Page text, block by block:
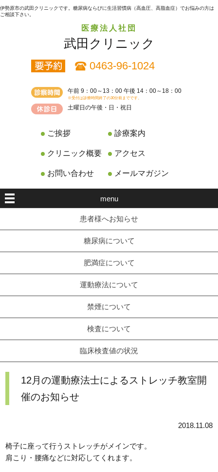
伊勢原市の武田クリニックです。糖尿病ならびに生活習慣病（高血圧、高脂血症）でお悩みの方は
ご相談下さい。
医療法人社団
武田クリニック
0463-96-1024
午前 9：00～13：00 午後 14：00～18：00
※受付は診療時間終了の30分前までです。
土曜日の午後・日・祝日
ご挨拶 診療案内
クリニック概要 アクセス
お問い合わせ メールマガジン
menu
患者様へお知らせ
糖尿病について
肥満症について
運動療法について
禁煙について
検査について
臨床検査値の状況
12月の運動療法士によるストレッチ教室開
催のお知らせ
2018.11.08
椅子に座って行うストレッチがメインです。
肩こり・腰痛などに対応してくれます。